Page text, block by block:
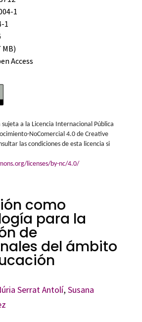
1
1
MB)
Access
sujeta a la Licencia Internacional Pública
NoComercial 4.0 de Creative
las condiciones de esta licencia si
licenses/by-nc/4.0/
como
para la
de
del ámbito
Serrat Antolí, Susana